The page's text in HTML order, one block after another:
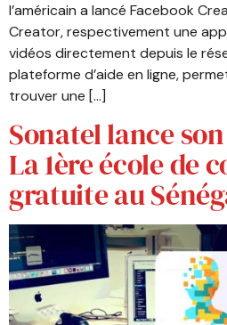
l’américain a lancé Facebook
Creator, respectivement une
vidéos directement depuis le
plateforme d’aide en ligne,
trouver une […]
Sonatel lance
La 1ère école de
gratuite au